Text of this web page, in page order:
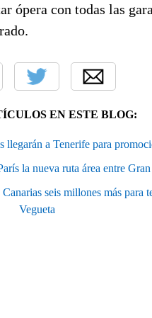
ópera con todas las
EN ESTE BLOG:
llegarán a Tenerife para
la nueva ruta área entre
seis millones más para
Vegueta